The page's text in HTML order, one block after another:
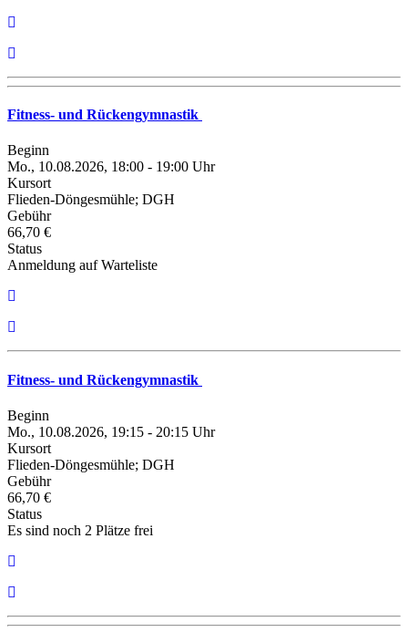
Fitness- und Rückengymnastik
Beginn
Mo., 10.08.2026, 18:00 - 19:00 Uhr
Kursort
Flieden-Döngesmühle; DGH
Gebühr
66,70 €
Status
Anmeldung auf Warteliste
Fitness- und Rückengymnastik
Beginn
Mo., 10.08.2026, 19:15 - 20:15 Uhr
Kursort
Flieden-Döngesmühle; DGH
Gebühr
66,70 €
Status
Es sind noch 2 Plätze frei